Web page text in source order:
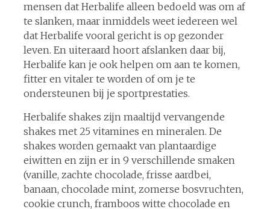
mensen dat Herbalife alleen bedoeld was om af
te slanken, maar inmiddels weet iedereen wel
dat Herbalife vooral gericht is op gezonder
leven. En uiteraard hoort afslanken daar bij,
Herbalife kan je ook helpen om aan te komen,
fitter en vitaler te worden of om je te
ondersteunen bij je sportprestaties.
Herbalife shakes zijn maaltijd vervangende
shakes met 25 vitamines en mineralen. De
shakes worden gemaakt van plantaardige
eiwitten en zijn er in 9 verschillende smaken
(vanille, zachte chocolade, frisse aardbei,
banaan, chocolade mint, zomerse bosvruchten,
cookie crunch, framboos witte chocolade en